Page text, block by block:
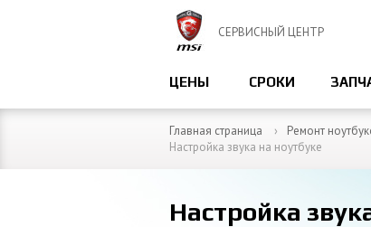
СЕРВИСНЫЙ ЦЕНТР
ЦЕНЫ СРОКИ
Главная страница
Ремонт
Настройка звука на ноутбуке
Настройка